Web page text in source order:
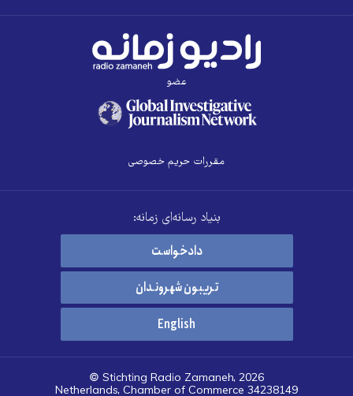
عضو
مقررات حریم خصوصی
بنیاد رسانه‌ای زمانه:
دادخواست
تریبون شهروندان
English
© Stichting Radio Zamaneh, 2026
Netherlands, Chamber of Commerce 34238149